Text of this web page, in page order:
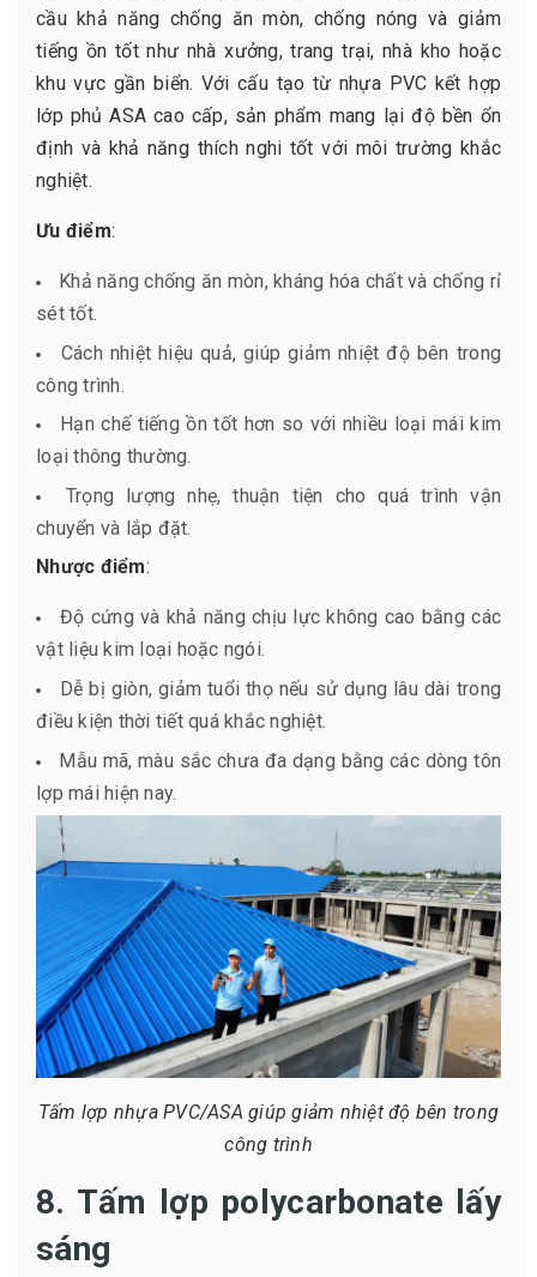
cầu khả năng chống ăn mòn, chống nóng và giảm
tiếng ồn tốt như nhà xưởng, trang trại, nhà kho hoặc
khu vực gần biển. Với cấu tạo từ nhựa PVC kết hợp
lớp phủ ASA cao cấp, sản phẩm mang lại độ bền ổn
định và khả năng thích nghi tốt với môi trường khắc
nghiệt.
Ưu điểm:
Khả năng chống ăn mòn, kháng hóa chất và chống rỉ
sét tốt.
Cách nhiệt hiệu quả, giúp giảm nhiệt độ bên trong
công trình.
Hạn chế tiếng ồn tốt hơn so với nhiều loại mái kim
loại thông thường.
Trọng lượng nhẹ, thuận tiện cho quá trình vận
chuyển và lắp đặt.
Nhược điểm:
Độ cứng và khả năng chịu lực không cao bằng các
vật liệu kim loại hoặc ngói.
Dễ bị giòn, giảm tuổi thọ nếu sử dụng lâu dài trong
điều kiện thời tiết quá khắc nghiệt.
Mẫu mã, màu sắc chưa đa dạng bằng các dòng tôn
lợp mái hiện nay.
Tấm lợp nhựa PVC/ASA giúp giảm nhiệt độ bên trong
công trình
8. Tấm lợp polycarbonate lấy
sáng